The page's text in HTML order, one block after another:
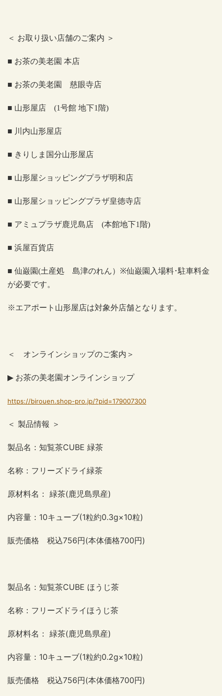
＜ お取り扱い店舗のご案内 ＞
■ お茶の美老園 本店
■ お茶の美老園 慈眼寺店
■ 山形屋店 (1号館 地下1 階)
■ 川内山形屋店
■ きりしま国分山形屋店
■ 山形屋ショッピングプラザ明和店
■ 山形屋ショッピングプラザ皇徳寺店
■ アミュプラザ鹿児島店 (本館地下1 階)
■ 浜屋百貨店
■ 仙巌園(土産処 島津のれん） ※仙巌園入場料･駐車料金
が必要です。
※エアポート山形屋店は対象外店舗となります。
＜ オンラインショップのご案内 ＞
▶ お茶の美老園オンラインショップ
https://birouen.shop-pro.jp/?pid=179007300
＜ 製品情報 ＞
製品名：知覧茶CUBE 緑茶
名称：フリーズドライ緑茶
原材料名： 緑茶(鹿児島県産)
内容量： 10キューブ(1粒約0.3g×10粒)
販売価格 税込756円(本体価格700円)
製品名：知覧茶CUBE ほうじ茶
名称：フリーズドライほうじ茶
原材料名： 緑茶(鹿児島県産)
内容量： 10キューブ(1粒約0.2g×10粒)
販売価格 税込756円(本体価格700円)